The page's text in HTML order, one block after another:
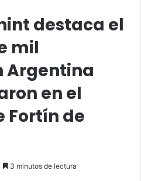
destaca el
mil
Argentina
en el
Fortín de
3 minutos de lectura